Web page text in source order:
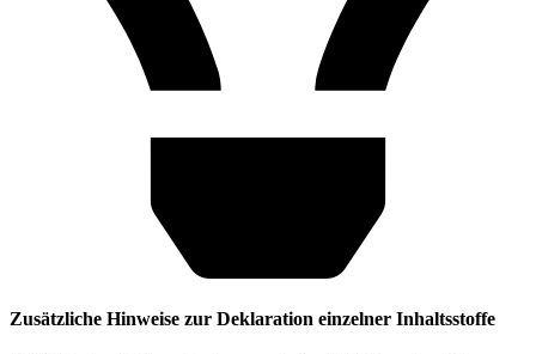
Zusätzliche Hinweise zur Deklaration einzelner Inhaltsstoffe